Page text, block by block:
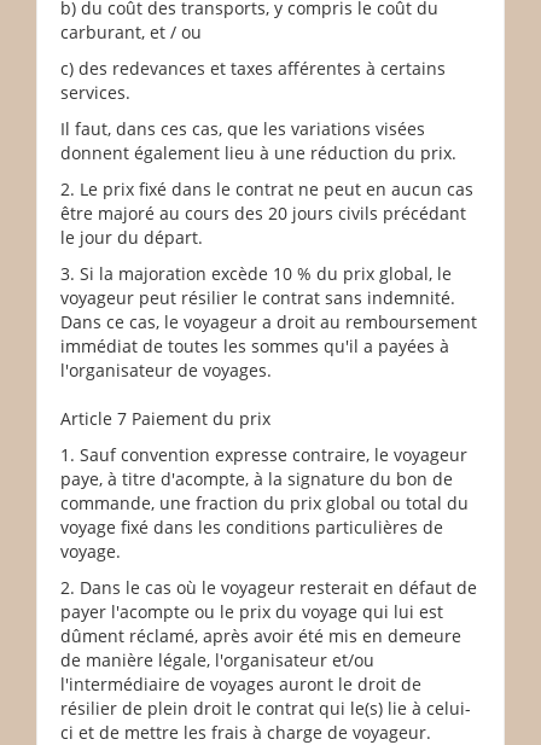
b) du coût des transports, y compris le coût du
carburant, et / ou
c) des redevances et taxes afférentes à certains
services.
Il faut, dans ces cas, que les variations visées
donnent également lieu à une réduction du prix.
2. Le prix fixé dans le contrat ne peut en aucun cas
être majoré au cours des 20 jours civils précédant
le jour du départ.
3. Si la majoration excède 10 % du prix global, le
voyageur peut résilier le contrat sans indemnité.
Dans ce cas, le voyageur a droit au remboursement
immédiat de toutes les sommes qu'il a payées à
l'organisateur de voyages.
Article 7 Paiement du prix
1. Sauf convention expresse contraire, le voyageur
paye, à titre d'acompte, à la signature du bon de
commande, une fraction du prix global ou total du
voyage fixé dans les conditions particulières de
voyage.
2. Dans le cas où le voyageur resterait en défaut de
payer l'acompte ou le prix du voyage qui lui est
dûment réclamé, après avoir été mis en demeure
de manière légale, l'organisateur et/ou
l'intermédiaire de voyages auront le droit de
résilier de plein droit le contrat qui le(s) lie à celui-
ci et de mettre les frais à charge de voyageur.